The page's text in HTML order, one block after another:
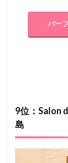
パー
9位：Salon
島